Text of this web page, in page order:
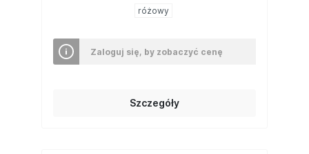
różowy
Zaloguj się, by zobaczyć cenę
Szczegóły